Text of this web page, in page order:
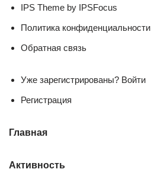
IPS Theme by IPSFocus
Политика конфиденциальности
Обратная связь
Уже зарегистрированы? Войти
Регистрация
Главная
Активность